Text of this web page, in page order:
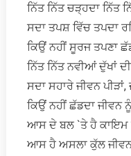
ਨਿੱਤ ਨਿੱਤ ਚੜ੍ਹਦਾ ਨਿੱਤ
ਸਦਾ ਤਪਸ਼ ਵਿੱਚ ਤਪਦਾ
ਕਿਉਂ ਨਹੀਂ ਸੂਰਜ ਤਪਣਾ
ਨਿੱਤ ਨਿੱਤ ਨਵੀਆਂ ਦੁੱਖਾਂ
ਸਦਾ ਸਹਾਰੇ ਜੀਵਨ
ਕਿਉਂ ਨਹੀਂ ਛੱਡਦਾ ਜੀਵਨ
ਆਸ ਦੇ ਬਲ `ਤੇ ਹੈ ਕਾਇਮ
ਆਸ ਹੈ ਅਸਲਾ ਕੁੱਲ